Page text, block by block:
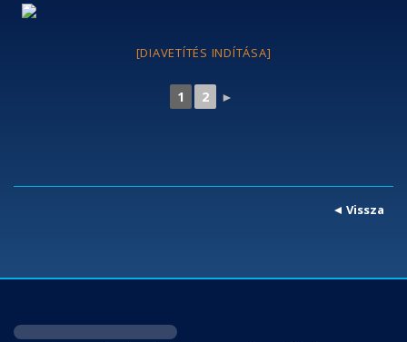
[DIAVETÍTÉS INDÍTÁSA]
1 2 ►
Vissza